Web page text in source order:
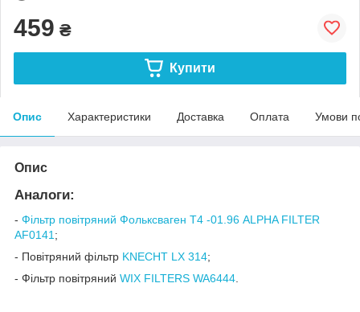
459 ₴
Купити
Опис Характеристики Доставка Оплата Умови
Опис
Аналоги:
- Фільтр повітряний Фольксваген Т4 -01.96 ALPHA FILTER
AF0141 ;
- Повітряний фільтр KNECHT LX 314;
- Фільтр повітряний WIX FILTERS WA6444